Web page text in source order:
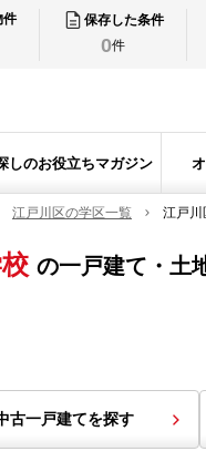
件 保存した条件
0件
しのお役立ちマガジン
江戸川区の学区一覧 江戸川
の一戸建て・土
古一戸建てを探す